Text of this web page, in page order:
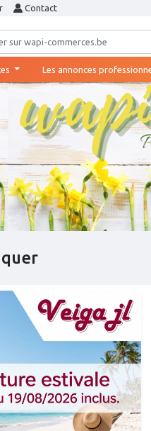
Contact
Les annonces